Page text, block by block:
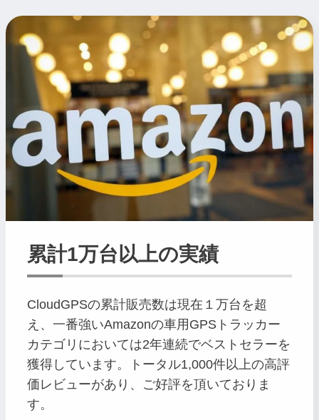
累計1万台以上の実績
CloudGPSの累計販売数は現在１万台を超
え、一番強いAmazonの車用GPSトラッカー
カテゴリにおいては2年連続でベストセラーを
獲得しています。トータル1,000件以上の高評
価レビューがあり、ご好評を頂いておりま
す。